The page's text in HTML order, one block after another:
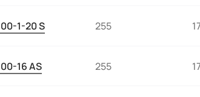
1-20 S 255
16 AS 255